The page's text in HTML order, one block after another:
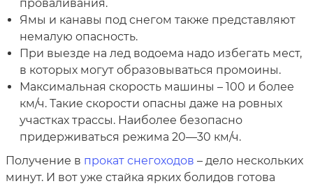
проваливания.
Ямы и канавы под снегом также представляют
немалую опасность.
При выезде на лед водоема надо избегать мест,
в которых могут образовываться промоины.
Максимальная скорость машины – 100 и более
км/ч. Такие скорости опасны даже на ровных
участках трассы. Наиболее безопасно
придерживаться режима 20—30 км/ч.
Получение в прокат снегоходов – дело нескольких
минут. И вот уже стайка ярких болидов готова